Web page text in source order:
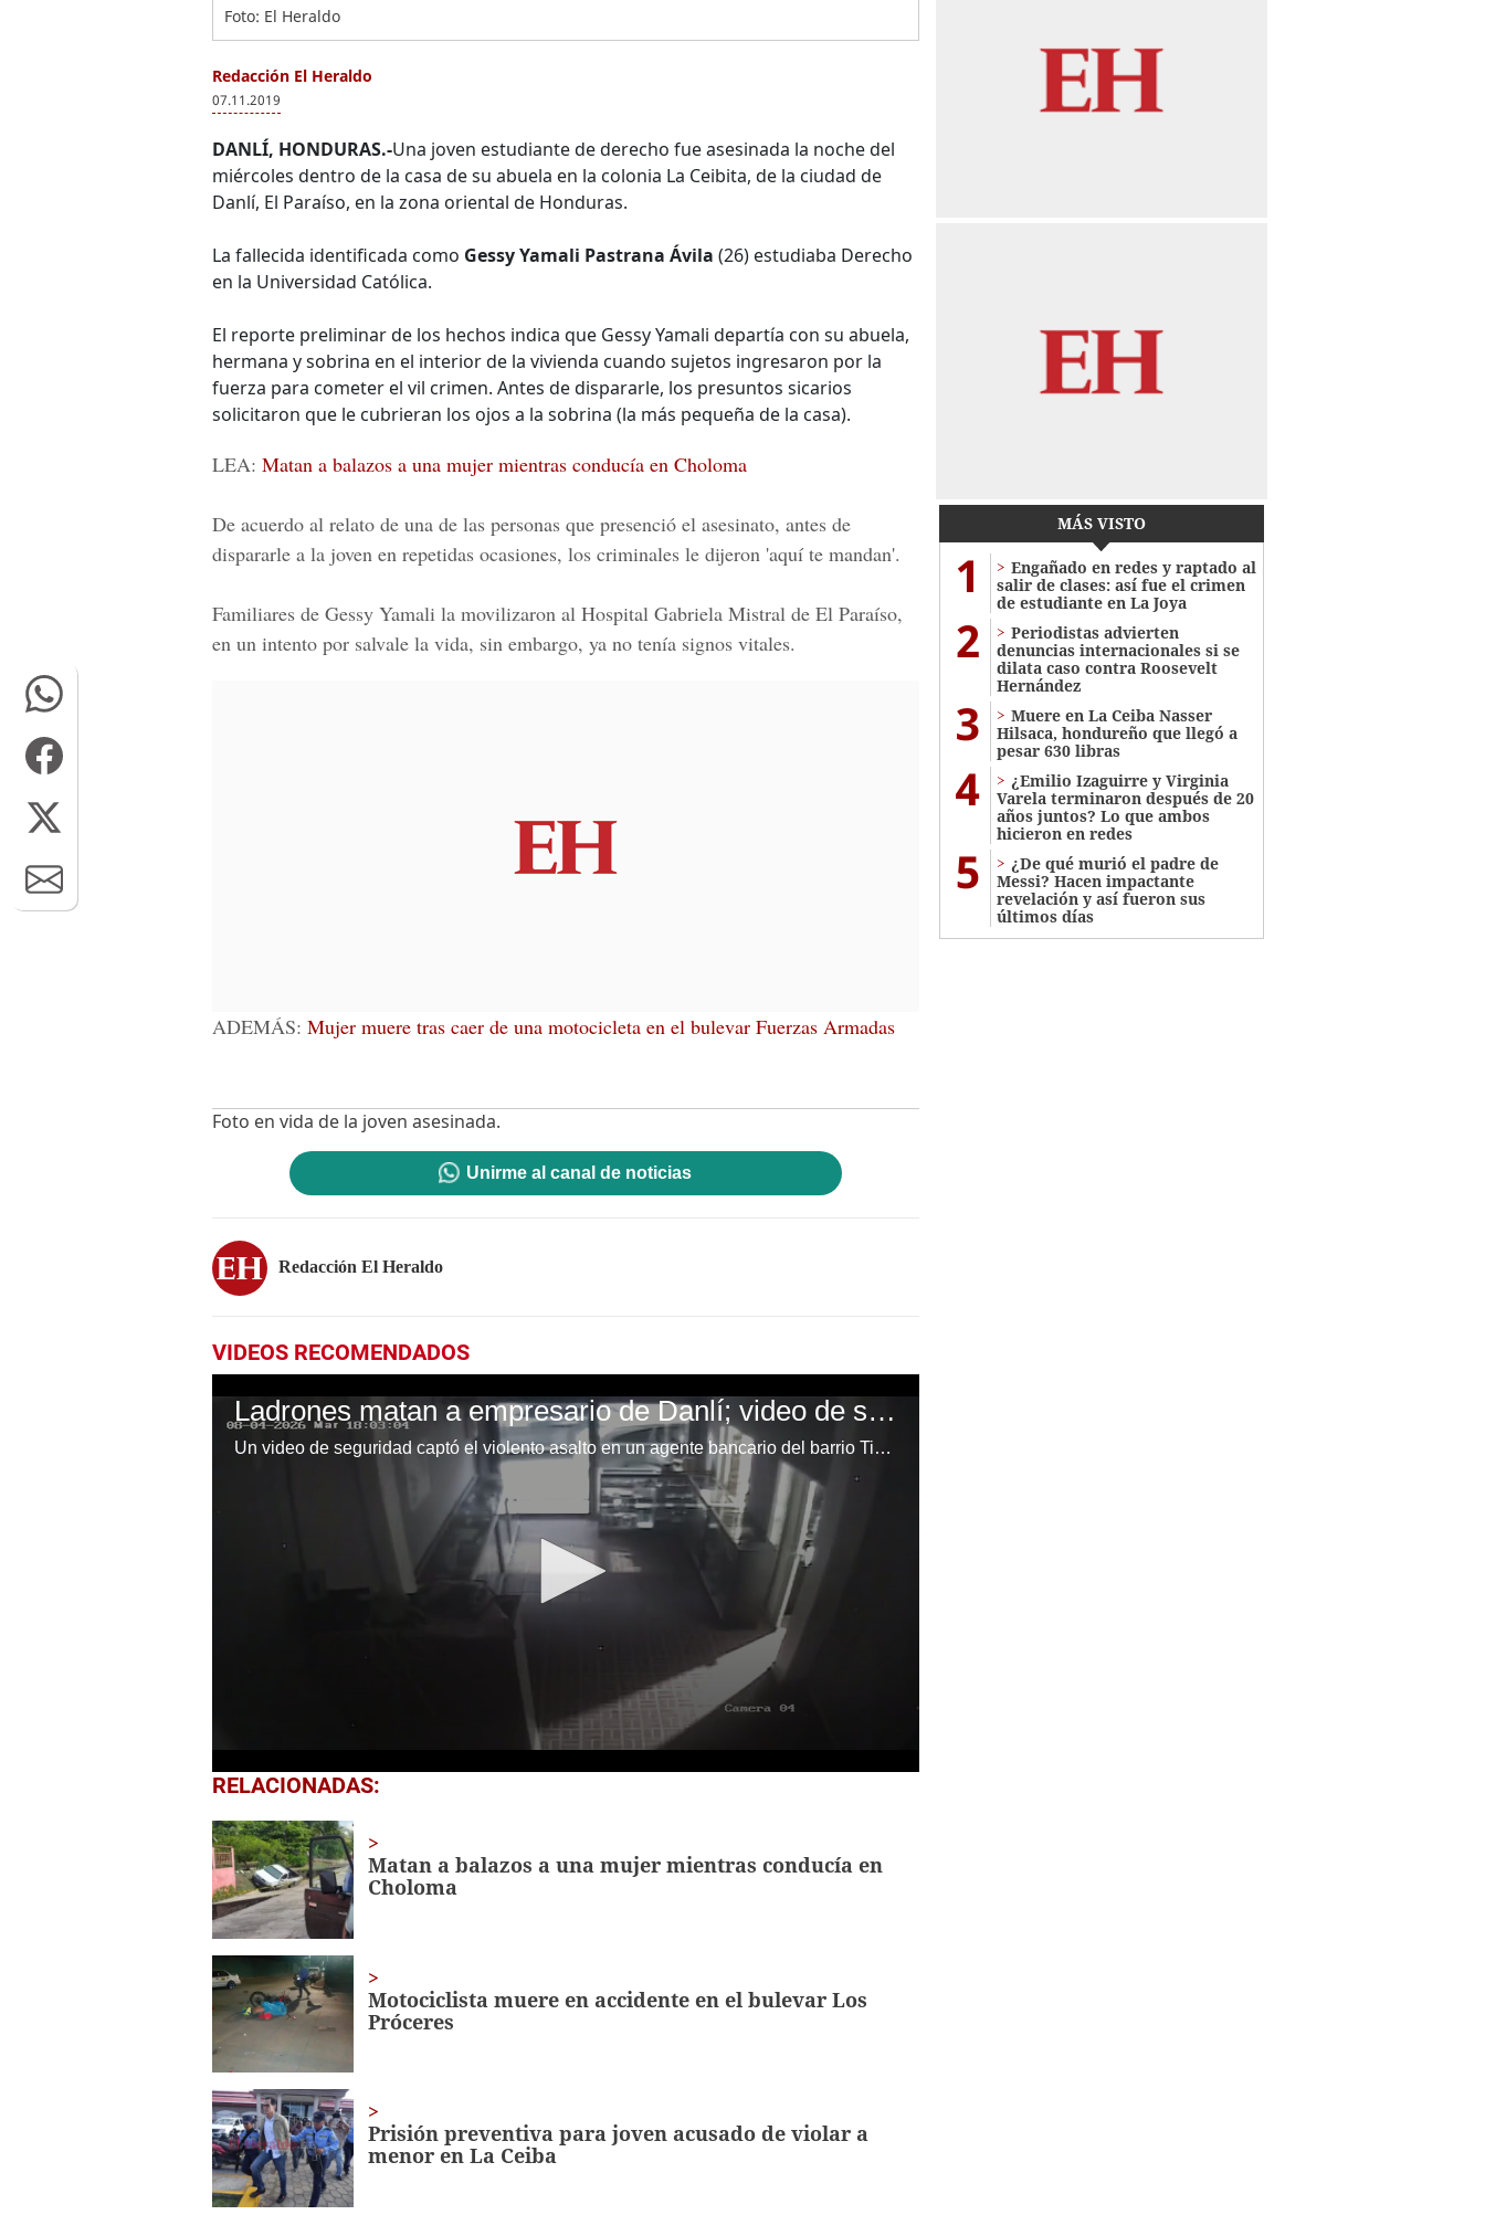
Foto: El Heraldo
Redacción El Heraldo
07.11.2019
DANLÍ, HONDURAS.-Una joven estudiante de derecho fue asesinada la noche del
miércoles dentro de la casa de su abuela en la colonia La Ceibita, de la ciudad de
Danlí, El Paraíso, en la zona oriental de Honduras.
La fallecida identificada como Gessy Yamali Pastrana Ávila (26) estudiaba Derecho
en la Universidad Católica.
El reporte preliminar de los hechos indica que Gessy Yamali departía con su abuela,
hermana y sobrina en el interior de la vivienda cuando sujetos ingresaron por la
fuerza para cometer el vil crimen. Antes de dispararle, los presuntos sicarios
solicitaron que le cubrieran los ojos a la sobrina (la más pequeña de la casa).
LEA: Matan a balazos a una mujer mientras conducía en Choloma
De acuerdo al relato de una de las personas que presenció el asesinato, antes de
dispararle a la joven en repetidas ocasiones, los criminales le dijeron 'aquí te mandan'.
Familiares de Gessy Yamali la movilizaron al Hospital Gabriela Mistral de El Paraíso,
en un intento por salvale la vida, sin embargo, ya no tenía signos vitales.
ADEMÁS: Mujer muere tras caer de una motocicleta en el bulevar Fuerzas Armadas
Foto en vida de la joven asesinada.
Unirme al canal de noticias
Redacción El Heraldo
VIDEOS RECOMENDADOS
Ladrones matan a empresario de Danlí; video de seguridad captó el momento
Un video de seguridad captó el violento asalto en un agente bancario del barrio Tierra Blanca, Danlí, donde murió Jorge Luis Castellanos Sosa
0
seconds
3
minutes,
35
secondsVolume
0%
RELACIONADAS:
Matan a balazos a una mujer mientras conducía en
Choloma
Motociclista muere en accidente en el bulevar Los
Próceres
Prisión preventiva para joven acusado de violar a
menor en La Ceiba
MÁS VISTO
1
Engañado en redes y raptado al
salir de clases: así fue el crimen
de estudiante en La Joya
2
Periodistas advierten
denuncias internacionales si se
dilata caso contra Roosevelt
Hernández
3
Muere en La Ceiba Nasser
Hilsaca, hondureño que llegó a
pesar 630 libras
4
¿Emilio Izaguirre y Virginia
Varela terminaron después de 20
años juntos? Lo que ambos
hicieron en redes
5
¿De qué murió el padre de
Messi? Hacen impactante
revelación y así fueron sus
últimos días